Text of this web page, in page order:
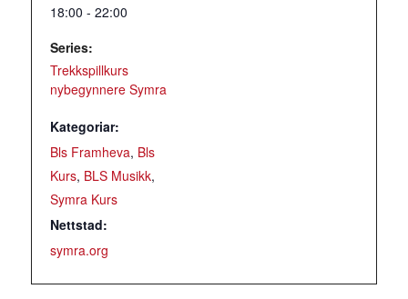
18:00 - 22:00
Series:
Trekkspillkurs
nybegynnere Symra
Kategoriar:
Bls Framheva, Bls
Kurs, BLS Musikk,
Symra Kurs
Nettstad:
symra.org